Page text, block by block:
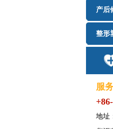
产后
整形
服
地址